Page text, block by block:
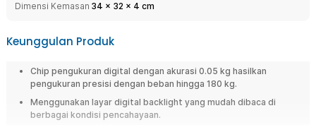
Dimensi Kemasan 34 x 32 x 4 cm
Keunggulan Produk
Chip pengukuran digital dengan akurasi 0.05 kg hasilkan
pengukuran presisi dengan beban hingga 180 kg.
Menggunakan layar digital backlight yang mudah dibaca di
berbagai kondisi pencahayaan.